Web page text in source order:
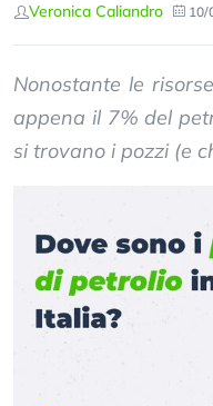
Veronica Caliandro 10/
Nonostante le
appena il 7% del
si trovano i pozzi (e